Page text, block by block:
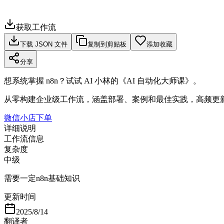
获取工作流
下载 JSON 文件 复制到剪贴板 添加收藏
分享
想系统掌握 n8n？试试 AI 小林的《AI 自动化大师课》。
从零构建企业级工作流，涵盖部署、案例和最佳实践，高频更
微信小店下单
详细说明
工作流信息
复杂度
中级
需要一定n8n基础知识
更新时间
2025/8/14
翻译者